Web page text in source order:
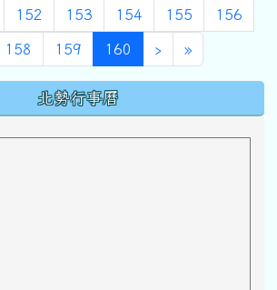
152 153 154 155 156
158 159 160 (目前頁次)
›下一頁
»最後頁
北勢行事曆